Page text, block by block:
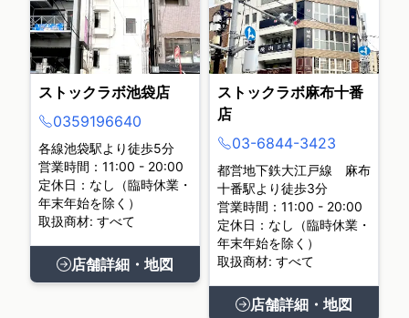
ストックラボ池袋店
0359196640
各線池袋駅より徒歩5分
営業時間：11:00 - 20:00
定休日：なし（臨時休業・
年末年始を除く）
取扱商材: すべて
店舗詳細・地図
ストックラボ麻布十番
店
03-6844-3423
都営地下鉄大江戸線 麻布
十番駅より徒歩3分
営業時間：11:00 - 20:00
定休日：なし（臨時休業・
年末年始を除く）
取扱商材: すべて
店舗詳細・地図